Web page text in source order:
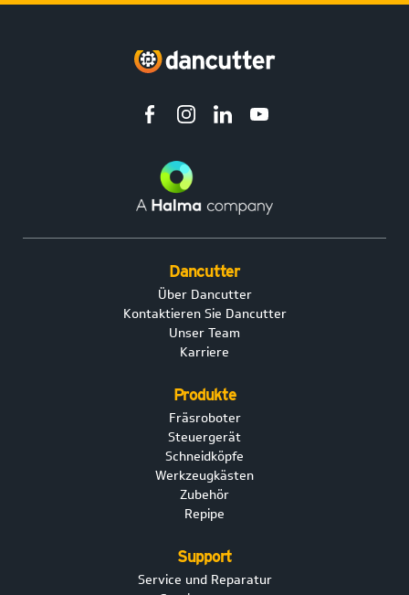
Dancutter
Über Dancutter
Kontaktieren Sie Dancutter
Unser Team
Karriere
Produkte
Fräsroboter
Steuergerät
Schneidköpfe
Werkzeugkästen
Zubehör
Repipe
Support
Service und Reparatur